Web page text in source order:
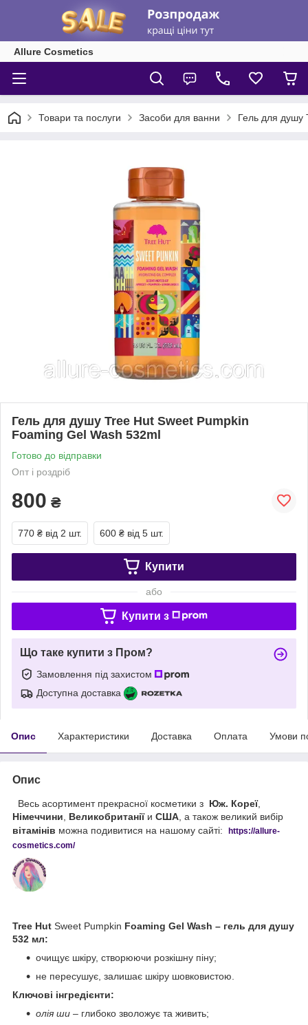
Allure Cosmetics
Товари та послуги Засоби для ванни Гель для душу
Гель для душу Tree Hut Sweet Pumpkin
Foaming Gel Wash 532ml
Готово до відправки
Опт і роздріб
800 ₴
770 ₴ від 2 шт. 600 ₴ від 5 шт.
Купити
або
Купити з
Що таке купити з Пром?
Замовлення під захистом
Доступна доставка
Опис Характеристики Доставка Оплата Умови
Опис
Весь асортимент прекрасної косметики з Юж. Кореї,
Німеччини
Великобританіїи США , а також великий вибір
вітамінів можна подивитися на нашому сайті: https://allure-
cosmetics.com/
Tree Hut Sweet Pumpkin Foaming Gel Wash – гель для душу
532 мл:
очищує шкіру, створюючи розкішну піну;
не пересушує, залишає шкіру шовковистою.
Ключові інгредієнти:
олія ши – глибоко зволожує та живить;